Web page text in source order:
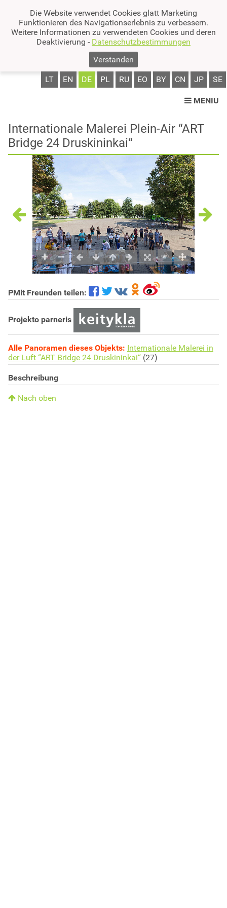
Die Website verwendet Cookies glatt Marketing
Funktionieren des Navigationserlebnis zu verbessern.
Weitere Informationen zu verwendeten Cookies und deren
Deaktivierung - Datenschutzbestimmungen
Verstanden
LT EN DE PL RU EO BY CN JP SE
MENIU
Internationale Malerei Plein-Air “ART
Bridge 24 Druskininkai“
PMit Freunden teilen:
Projekto parneris
Alle Panoramen dieses Objekts: Internationale Malerei in
der Luft “ART Bridge 24 Druskininkai“ (27)
Beschreibung
Nach oben